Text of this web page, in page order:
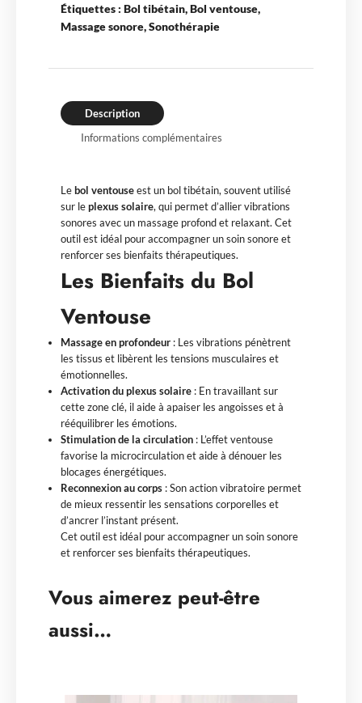
Étiquettes : Bol tibétain,Bol ventouse,
Massage sonore,Sonothérapie
Description
Informations complémentaires
Lebol ventouseest un bol tibétain, souvent utilisé
sur leplexus solaire, qui permet d’allier vibrations
sonores avec un massage profond et relaxant. Cet
outil est idéal pour accompagner un soin sonore et
renforcer ses bienfaits thérapeutiques.
Les Bienfaits du Bol
Ventouse
Massage en profondeur : Les vibrations pénètrent
les tissus et libèrent les tensions musculaires et
émotionnelles.
Activation du plexus solaire : En travaillant sur
cette zone clé, il aide à apaiser les angoisses et à
rééquilibrer les émotions.
Stimulation de la circulation : L’effet ventouse
favorise la microcirculation et aide à dénouer les
blocages énergétiques.
Reconnexion au corps : Son action vibratoire permet
de mieux ressentir les sensations corporelles et
d’ancrer l’instant présent.
Cet outil est idéal pour accompagner un soin sonore
et renforcer ses bienfaits thérapeutiques.
Vous aimerez peut-être
aussi…